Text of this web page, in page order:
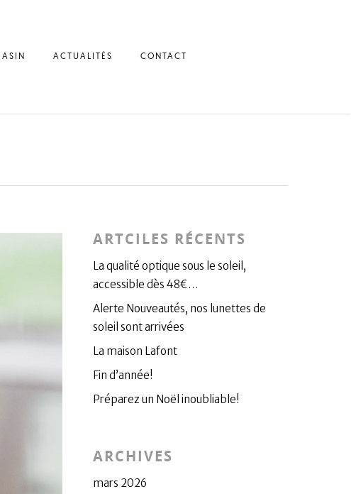
ACTUALITÉS CONTACT
ARTCILES RÉCENTS
La qualité optique sous le soleil,
accessible dès 48€…
Alerte Nouveautés, nos lunettes de
soleil sont arrivées
La maison Lafont
Fin d’année!
Préparez un Noël inoubliable!
ARCHIVES
mars 2026